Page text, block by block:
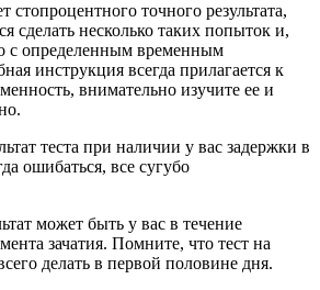
стопроцентного точного результата,
сделать несколько таких попыток и,
с определенным временным
инструкция всегда прилагается к
внимательно изучите ее и
теста при наличии у вас задержки в
ошибаться, все сугубо
может быть у вас в течение
зачатия. Помните, что тест на
делать в первой половине дня.